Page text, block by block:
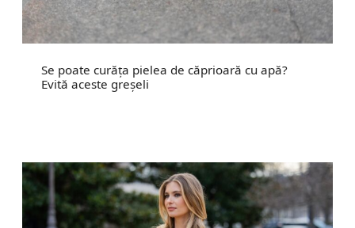
Se poate curăța pielea de căprioară cu apă?
Evită aceste greșeli